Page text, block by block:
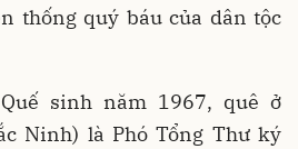
thống quý báu của dân tộc
sinh năm 1967, quê ở
Ninh) là Phó Tổng Thư ký